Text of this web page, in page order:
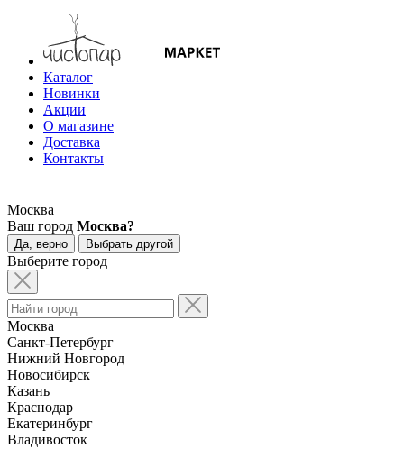
Каталог
Новинки
Акции
О магазине
Доставка
Контакты
Москва
Ваш город Москва?
Да, верно Выбрать другой
Выберите город
Москва
Санкт-Петербург
Нижний Новгород
Новосибирск
Казань
Краснодар
Екатеринбург
Владивосток